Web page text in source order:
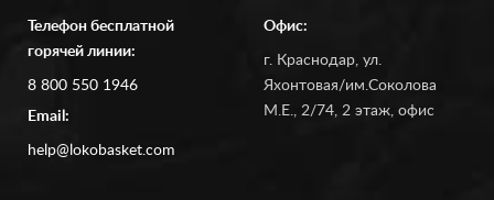
Телефон бесплатной
горячей линии:
8 800 550 1946
Email:
help@lokobasket.com
Офис:
г. Краснодар, ул.
Яхонтовая/им.Соколова
М.Е., 2/74, 2 этаж, офис